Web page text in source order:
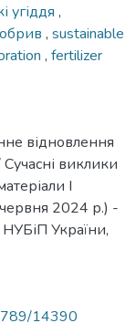
угіддя ,
, sustainable
, fertilizer
відновлення
виклики
І
2024 р.) -
України,
14390